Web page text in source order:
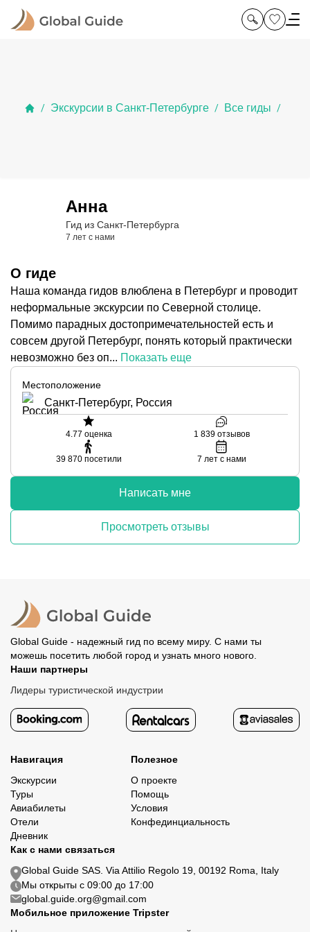
/ Экскурсии в Санкт-Петербурге / Все гиды /
Анна
Гид из Санкт-Петербурга
7 лет с нами
О гиде
Наша команда гидов влюблена в Петербург и проводит
неформальные экскурсии по Северной столице.
Помимо парадных достопримечательностей есть и
совсем другой Петербург, понять который практически
невозможно без оп... Показать еще
Местоположение
Санкт-Петербург, Россия
4.77 оценка 1 839 отзывов
39 870 посетили 7 лет с нами
Написать мне
Просмотреть отзывы
Global Guide - надежный гид по всему миру. С нами ты
можешь посетить любой город и узнать много нового.
Наши партнеры
Лидеры туристической индустрии
Навигация
Экскурсии
Туры
Авиабилеты
Отели
Дневник
Полезное
О проекте
Помощь
Условия
Конфединциальность
Как с нами связаться
Global Guide SAS. Via Attilio Regolo 19, 00192 Roma, Italy
Мы открыты с 09:00 до 17:00
global.guide.org@gmail.com
Мобильное приложение Tripster